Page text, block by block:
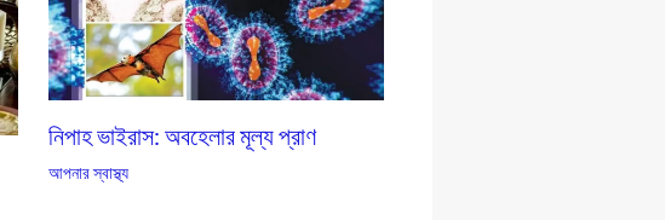
নিপাহ ভাইরাস: অবহেলার মূল্য প্রাণ
আপনার স্বাস্থ্য